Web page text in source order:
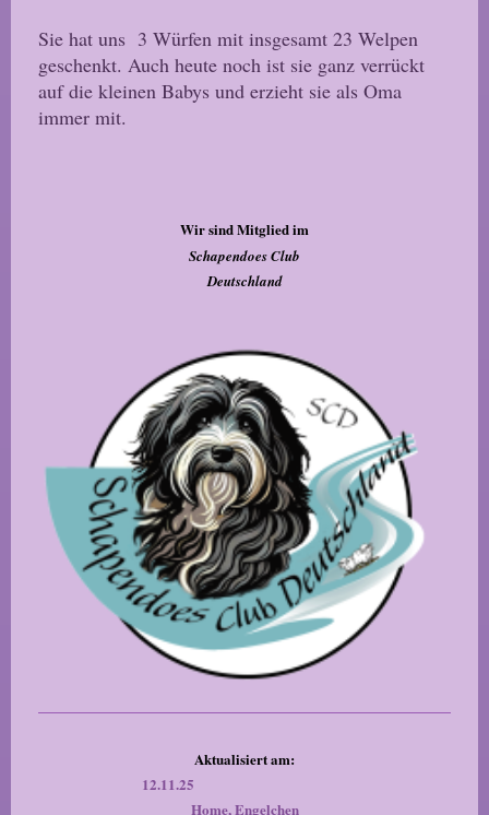
Sie hat uns 3 Würfen mit insgesamt 23 Welpen
geschenkt. Auch heute noch ist sie ganz verrückt
auf die kleinen Babys und erzieht sie als Oma
immer mit.
Wir sind Mitglied im
Schapendoes Club
Deutschland
Aktualisiert am:
12.11.25
Home, Engelchen